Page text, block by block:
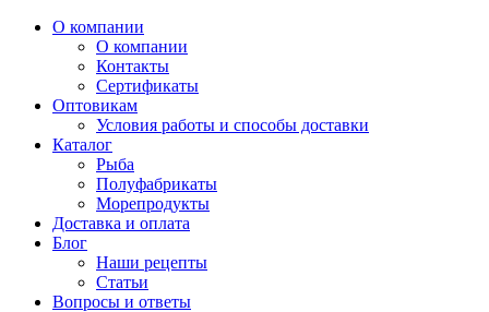
О компании
О компании
Контакты
Сертификаты
Оптовикам
Условия работы и способы доставки
Каталог
Рыба
Полуфабрикаты
Морепродукты
Доставка и оплата
Блог
Наши рецепты
Статьи
Вопросы и ответы